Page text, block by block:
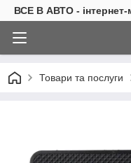
ВСЕ В АВТО - інтернет-
Товари та послуги